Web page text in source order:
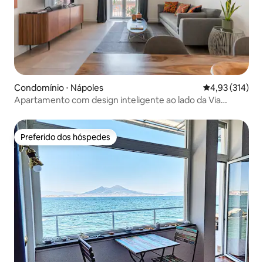
Condomínio ⋅ Nápoles 4,93 de uma
4,93 (314)
Apartamento com design inteligente ao lado da Via
Preferido dos hóspedes
Preferido dos hóspedes